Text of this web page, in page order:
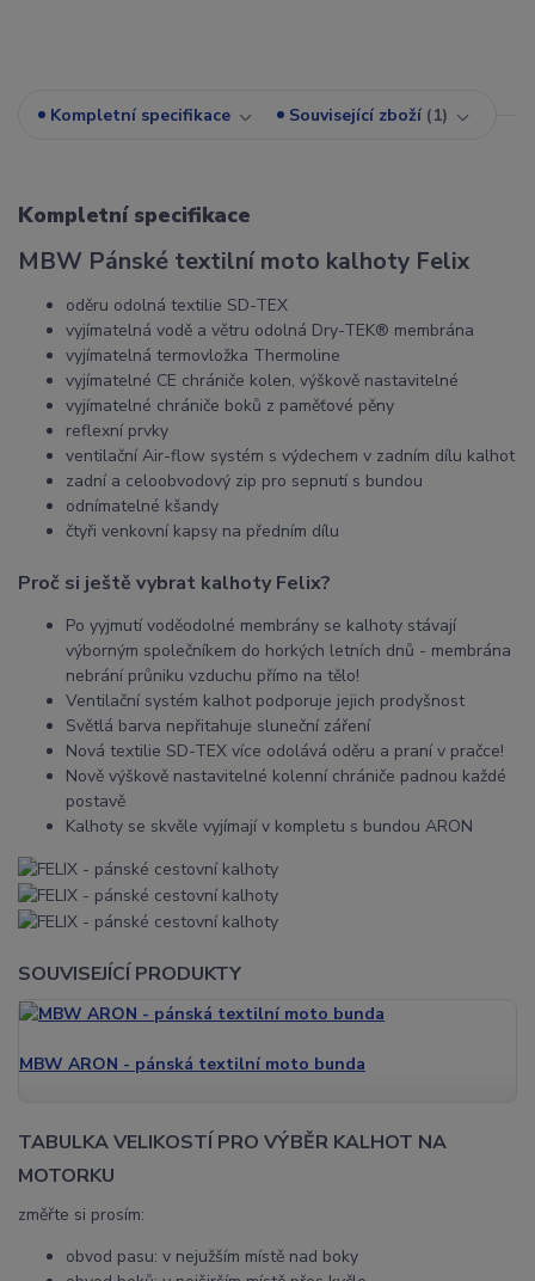
Kompletní specifikace Související zboží 1
Kompletní specifikace
MBW Pánské textilní moto kalhoty Felix
oděru odolná textilie SD-TEX
vyjímatelná vodě a větru odolná Dry-TEK® membrána
vyjímatelná termovložka Thermoline
vyjímatelné CE chrániče kolen, výškově nastavitelné
vyjímatelné chrániče boků z paměťové pěny
reflexní prvky
ventilační Air-flow systém s výdechem v zadním dílu kalhot
zadní a celoobvodový zip pro sepnutí s bundou
odnímatelné kšandy
čtyři venkovní kapsy na předním dílu
Proč si ještě vybrat kalhoty Felix?
Po yyjmutí voděodolné membrány se kalhoty stávají
výborným společníkem do horkých letních dnů - membrána
nebrání průniku vzduchu přímo na tělo!
Ventilační systém kalhot podporuje jejich prodyšnost
Světlá barva nepřitahuje sluneční záření
Nová textilie SD-TEX více odolává oděru a praní v pračce!
Nově výškově nastavitelné kolenní chrániče padnou každé
postavě
Kalhoty se skvěle vyjímají v kompletu s bundou ARON
SOUVISEJÍCÍ PRODUKTY
MBW ARON - pánská textilní moto bunda
TABULKA VELIKOSTÍ PRO VÝBĚR KALHOT NA
MOTORKU
změřte si prosím:
obvod pasu: v nejužším místě nad boky